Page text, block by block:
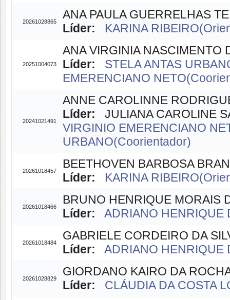
20261028865
ANA PAULA GUERRELHAS
Líder:
KARINA
20251004073
ANA VIRGINIA NASCIMENTO
Líder:
STELA ANTAS
EMERENCIANO
20241021491
ANNE CAROLINNE
Líder: JULIANA CAROLINE
VIRGINIO EMERENCIANO
URBANO(Coorientador)
20261018457
BEETHOVEN BARBOSA
Líder:
KARINA
20261018466
BRUNO HENRIQUE MORAIS
Líder:
ADRIANO HENRIQUE
20261018484
GABRIELE CORDEIRO DA
Líder:
ADRIANO HENRIQUE
20261028829
GIORDANO KAIRO DA
Líder:
CLÁUDIA DA COSTA